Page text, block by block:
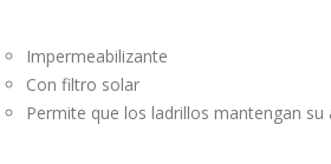
Impermeabilizante
Con filtro solar
Permite que los ladrillos mantengan su